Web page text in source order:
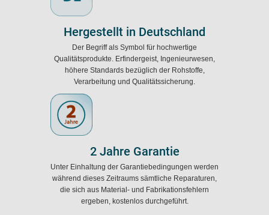
Hergestellt in Deutschland
Der Begriff als Symbol für hochwertige
Qualitätsprodukte. Erfindergeist, Ingenieurwesen,
höhere Standards bezüglich der Rohstoffe,
Verarbeitung und Qualitätssicherung.
2 Jahre Garantie
Unter Einhaltung der Garantiebedingungen werden
während dieses Zeitraums sämtliche Reparaturen,
die sich aus Material- und Fabrikationsfehlern
ergeben, kostenlos durchgeführt.